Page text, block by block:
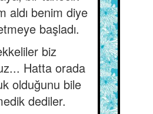
aldı benim diye
başladı.
biz
Hatta orada
olduğunu bile
dediler.